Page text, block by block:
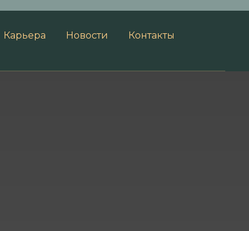
Карьера Новости Контакты